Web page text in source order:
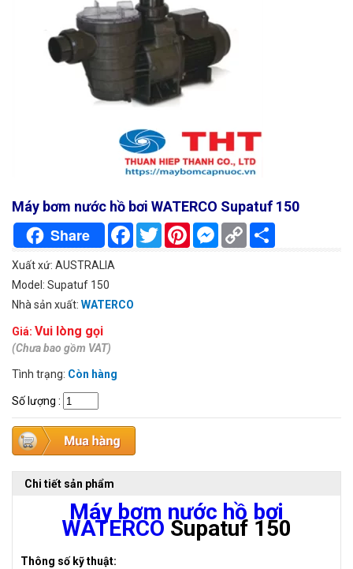
Máy bơm nước hồ bơi WATERCO Supatuf 150
Share FacebookTwitterPinterestMessenger
Copy
Link
Xuất xứ: AUSTRALIA
Model: Supatuf 150
Nhà sản xuất: WATERCO
Giá: Vui lòng gọi
(Chưa bao gồm VAT)
Tình trạng: Còn hàng
Số lượng :
Chi tiết sản phẩm
Máy bơm nước hồ bơi
WATERCO Supatuf 150
Thông số kỹ thuật: